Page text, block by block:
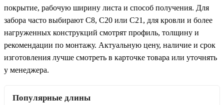
покрытие, рабочую ширину листа и способ получения. Для
забора часто выбирают С8, С20 или С21, для кровли и более
нагруженных конструкций смотрят профиль, толщину и
рекомендации по монтажу. Актуальную цену, наличие и срок
изготовления лучше смотреть в карточке товара или уточнять
у менеджера.
Популярные длины